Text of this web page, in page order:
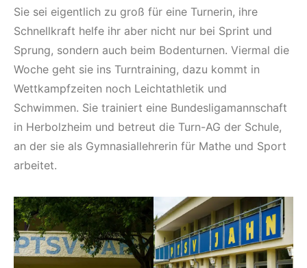
Sie sei eigentlich zu groß für eine Turnerin, ihre
Schnellkraft helfe ihr aber nicht nur bei Sprint und
Sprung, sondern auch beim Bodenturnen. Viermal die
Woche geht sie ins Turntraining, dazu kommt in
Wettkampfzeiten noch Leichtathletik und
Schwimmen. Sie trainiert eine Bundesligamannschaft
in Herbolzheim und betreut die Turn-AG der Schule,
an der sie als Gymnasiallehrerin für Mathe und Sport
arbeitet.